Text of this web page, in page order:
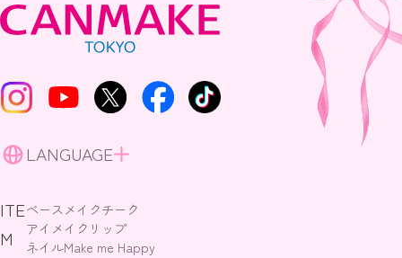
LANGUAGE
ITE
M
ベースメイクチーク
アイメイク リップ
ネイルMake me Happy